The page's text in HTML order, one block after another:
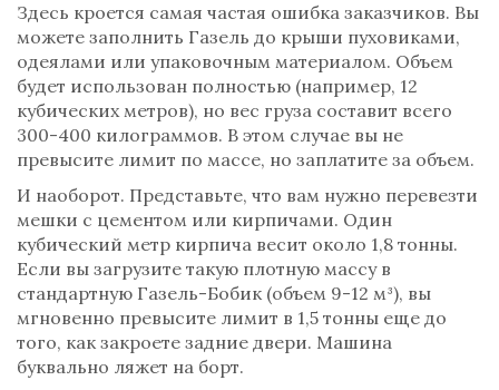
Здесь кроется самая частая ошибка заказчиков. Вы
можете заполнить Газель до крыши пуховиками,
одеялами или упаковочным материалом. Объем
будет использован полностью (например, 12
кубических метров), но вес груза составит всего
300-400 килограммов. В этом случае вы не
превысите лимит по массе, но заплатите за объем.
И наоборот. Представьте, что вам нужно перевезти
мешки с цементом или кирпичами. Один
кубический метр кирпича весит около 1,8 тонны.
Если вы загрузите такую плотную массу в
стандартную Газель-Бобик (объем 9-12 м³), вы
мгновенно превысите лимит в 1,5 тонны еще до
того, как закроете задние двери. Машина
буквально ляжет на борт.